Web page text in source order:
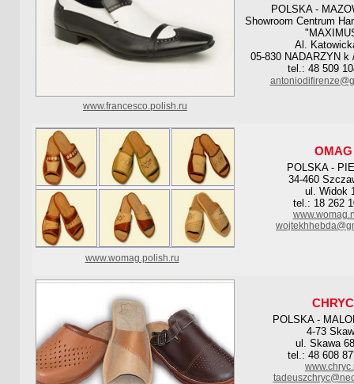
POLSKA -
Showroom Centrum
Al.
05-830 NADARZYN k
tel.: 48 509
www.francesco.polish.ru
OMAG
POLSKA -
34-460
ul. Widok
tel.: 18 262
www.womag.polish.ru
CHRYC
POLSKA -
4-73
ul. Skawa
tel.: 48 608